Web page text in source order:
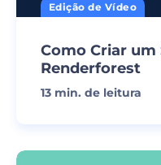
Edição de Vídeo
Como Criar um
Renderforest
13 min. de leitura